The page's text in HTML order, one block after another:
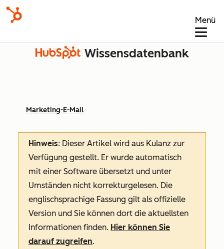
Menü
Wissensdatenbank
Marketing-E-Mail
Hinweis: Dieser Artikel wird aus Kulanz zur
Verfügung gestellt. Er wurde automatisch
mit einer Software übersetzt und unter
Umständen nicht korrekturgelesen. Die
englischsprachige Fassung gilt als offizielle
Version und Sie können dort die aktuellsten
Informationen finden. Hier können Sie
darauf zugreifen.